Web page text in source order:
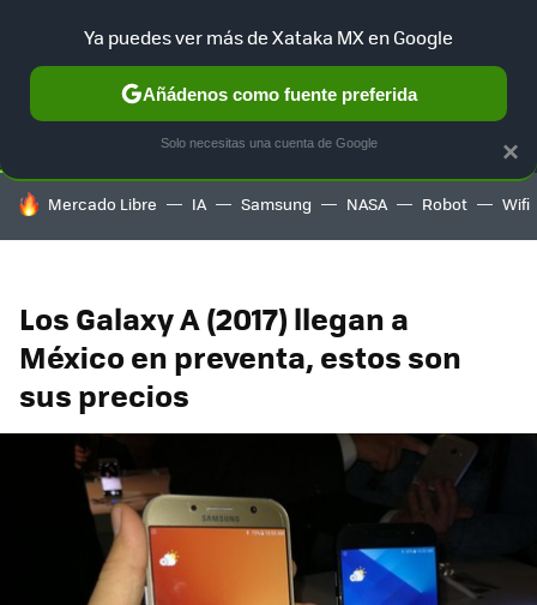
SELECCIÓN GAMING HOME AUTO TERRITORIO
HOY SE HABLA DE
Mercado Libre IA Samsung NASA Robot Wifi
Los Galaxy A (2017) llegan a
México en preventa, estos son
sus precios
×
Ya puedes ver más de Xataka MX en Google
Añádenos como fuente preferida
Solo necesitas una cuenta de Google